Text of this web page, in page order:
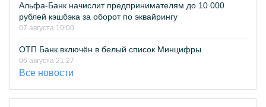
Альфа-Банк начислит предпринимателям до 10 000
рублей кэшбэка за оборот по эквайрингу
07 августа 10:00
ОТП Банк включён в белый список Минцифры
06 августа 21:27
Все новости